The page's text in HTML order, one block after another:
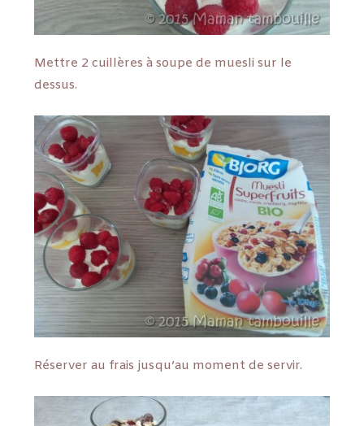
Mettre 2 cuillères à soupe de muesli sur le
dessus.
Réserver au frais jusqu’au moment de servir.